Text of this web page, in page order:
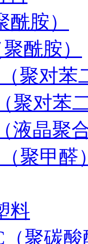
胺）
酰胺）
聚对苯
聚对苯
液晶聚
聚甲醛
料
聚碳